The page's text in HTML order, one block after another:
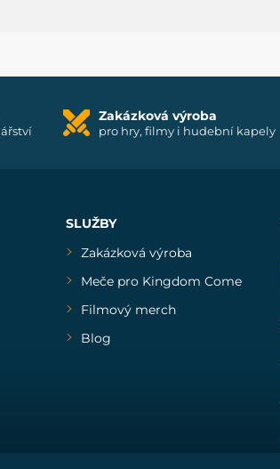
Zakázková výroba
pro hry, filmy i hudební kapely
SLUŽBY
Zakázková výroba
Meče pro Kingdom Come
Filmový merch
Blog